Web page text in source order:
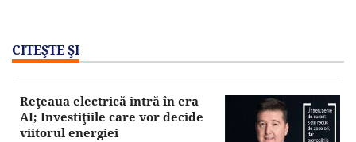
CITEŞTE ŞI
Reţeaua electrică intră în era
AI; Investiţiile care vor decide
viitorul energiei